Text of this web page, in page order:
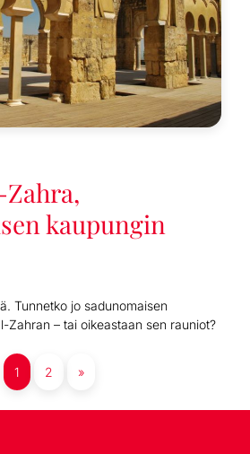
kaupungin
Tunnetko jo sadunomaisen
Zahran – tai oikeastaan sen rauniot?
1 2 »